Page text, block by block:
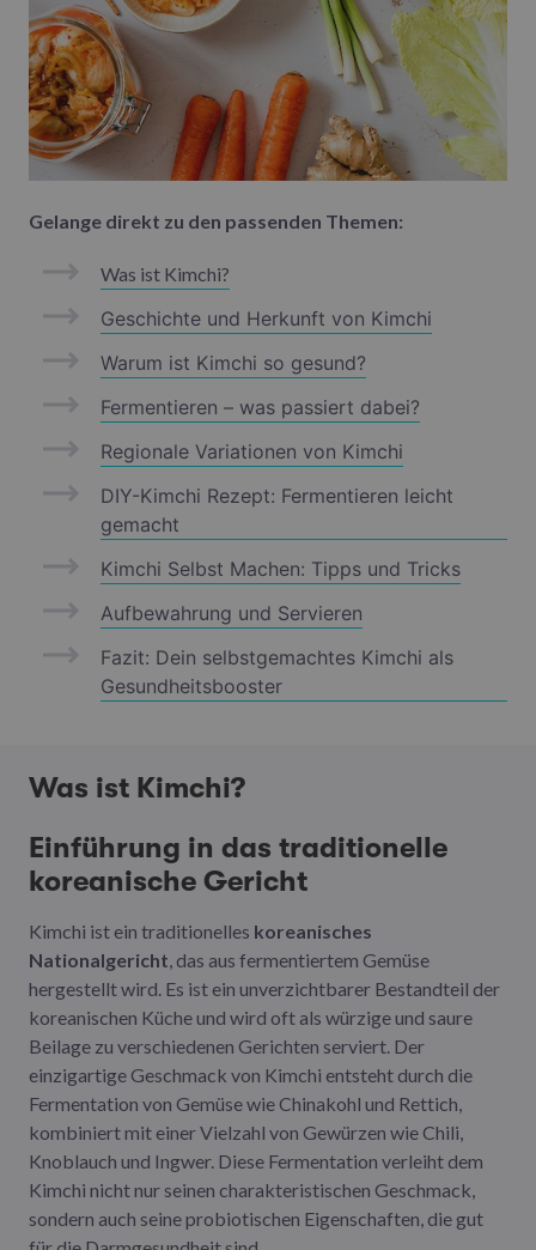
Gelange direkt zu den passenden Themen:
Was ist Kimchi?
Geschichte und Herkunft von Kimchi
Warum ist Kimchi so gesund?
Fermentieren – was passiert dabei?
Regionale Variationen von Kimchi
DIY-Kimchi Rezept: Fermentieren leicht
gemacht
Kimchi Selbst Machen: Tipps und Tricks
Aufbewahrung und Servieren
Fazit: Dein selbstgemachtes Kimchi als
Gesundheitsbooster
Was ist Kimchi?
Einführung in das traditionelle
koreanische Gericht
Kimchi ist ein traditionelles koreanisches
Nationalgericht, das aus fermentiertem Gemüse
hergestellt wird. Es ist ein unverzichtbarer Bestandteil der
koreanischen Küche und wird oft als würzige und saure
Beilage zu verschiedenen Gerichten serviert. Der
einzigartige Geschmack von Kimchi entsteht durch die
Fermentation von Gemüse wie Chinakohl und Rettich,
kombiniert mit einer Vielzahl von Gewürzen wie Chili,
Knoblauch und Ingwer. Diese Fermentation verleiht dem
Kimchi nicht nur seinen charakteristischen Geschmack,
sondern auch seine probiotischen Eigenschaften, die gut